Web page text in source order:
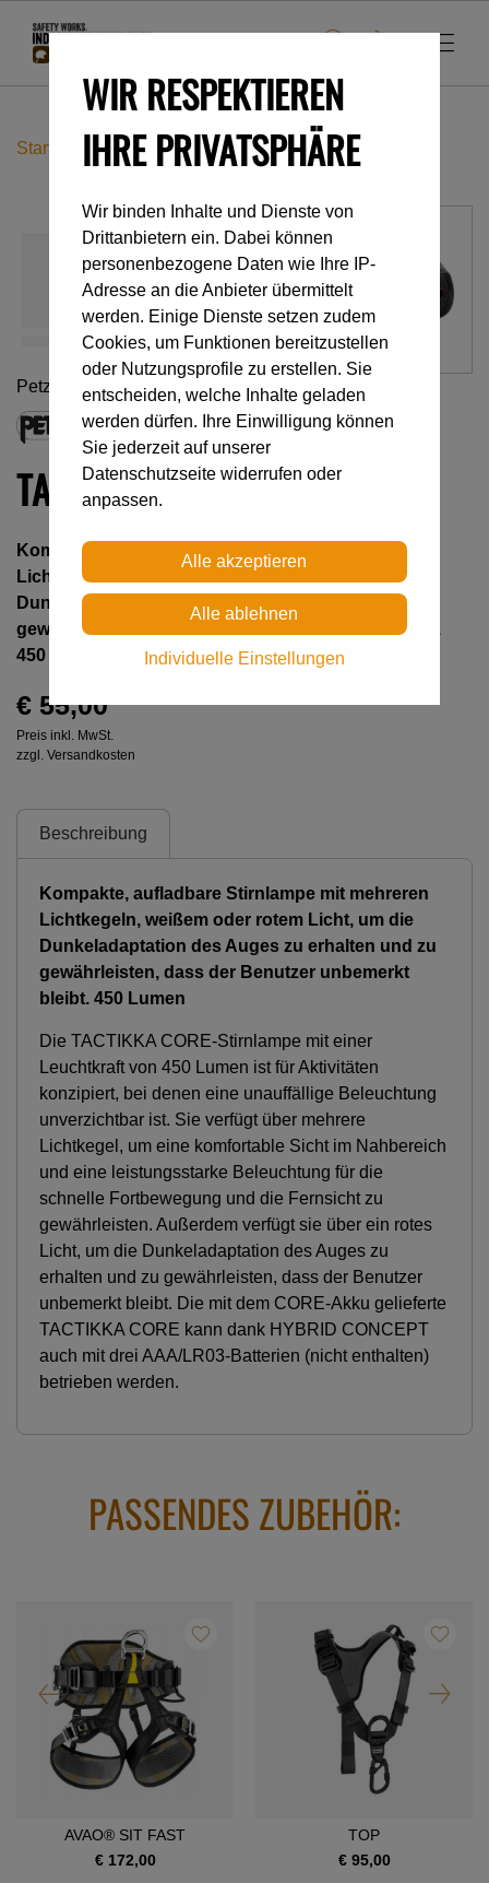
Startseite Accessoires TACTIKKA® CORE
Petzl
TACTIKKA® CORE
Kompakte, aufladbare Stirnlampe mit mehreren
Lichtkegeln, weißem oder rotem Licht, um die
Dunkeladaptation des Auges zu erhalten und zu
gewährleisten, dass der Benutzer unbemerkt bleibt.
450 Lumen
€ 55,00
Preis inkl. MwSt.
zzgl. Versandkosten
Beschreibung
Kompakte, aufladbare Stirnlampe mit mehreren
Lichtkegeln, weißem oder rotem Licht, um die
Dunkeladaptation des Auges zu erhalten und zu
gewährleisten, dass der Benutzer unbemerkt
bleibt. 450 Lumen
Die TACTIKKA CORE-Stirnlampe mit einer
Leuchtkraft von 450 Lumen ist für Aktivitäten
konzipiert, bei denen eine unauffällige Beleuchtung
unverzichtbar ist. Sie verfügt über mehrere
Lichtkegel, um eine komfortable Sicht im Nahbereich
und eine leistungsstarke Beleuchtung für die
schnelle Fortbewegung und die Fernsicht zu
gewährleisten. Außerdem verfügt sie über ein rotes
Licht, um die Dunkeladaptation des Auges zu
erhalten und zu gewährleisten, dass der Benutzer
unbemerkt bleibt. Die mit dem CORE-Akku gelieferte
TACTIKKA CORE kann dank HYBRID CONCEPT
auch mit drei AAA/LR03-Batterien (nicht enthalten)
betrieben werden.
PASSENDES ZUBEHÖR:
AVAO® SIT FAST
€ 172,00
TOP
€ 95,00
WIR RESPEKTIEREN
IHRE PRIVATSPHÄRE
Wir binden Inhalte und Dienste von
Drittanbietern ein. Dabei können
personenbezogene Daten wie Ihre IP-
Adresse an die Anbieter übermittelt
werden. Einige Dienste setzen zudem
Cookies, um Funktionen bereitzustellen
oder Nutzungsprofile zu erstellen. Sie
entscheiden, welche Inhalte geladen
werden dürfen. Ihre Einwilligung können
Sie jederzeit auf unserer
Datenschutzseite widerrufen oder
anpassen.
Individuelle Einstellungen